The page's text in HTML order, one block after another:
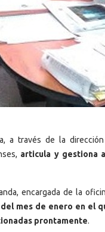
a través de la
articula y gestiona
encargada de la
del mes de enero en el
prontamente.